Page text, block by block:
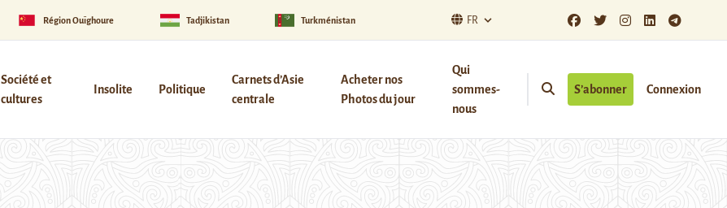
Région Ouïghoure Tadjikistan Turkménistan FR
Société et
cultures
Insolite Politique
Carnets d’Asie
centrale
Acheter nos
Photos du jour
Qui
sommes-
nous
S’abonner Connexion